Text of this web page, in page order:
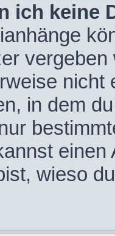
ich keine
nicht
in dem
wieso